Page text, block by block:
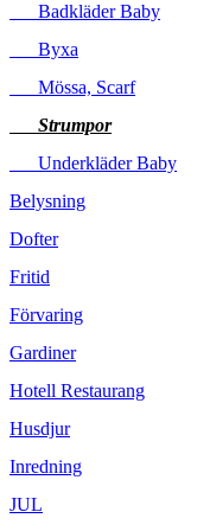
Badkläder Baby
Byxa
Mössa, Scarf
Strumpor
Underkläder Baby
Belysning
Dofter
Fritid
Förvaring
Gardiner
Hotell Restaurang
Husdjur
Inredning
JUL